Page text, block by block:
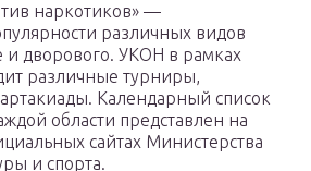
наркотиков» —
различных видов
и дворового. УКОН в рамках
различные турниры,
Календарный список
области представлен на
сайтах Министерства
и спорта.